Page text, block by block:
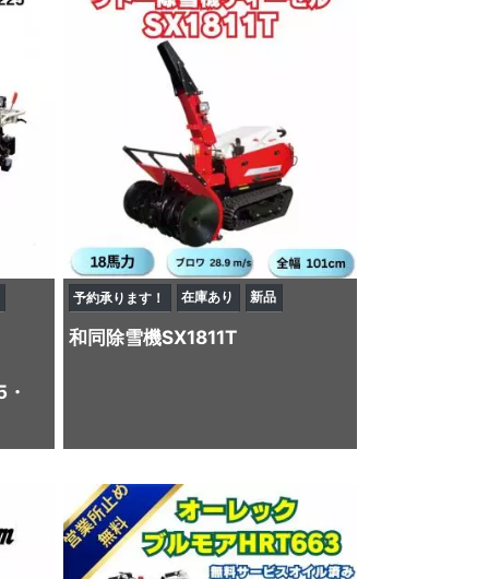
予約承ります！ 在庫あり 新品
和同除雪機SX1811T